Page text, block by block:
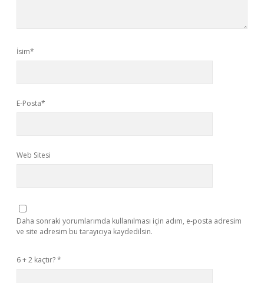
İsim*
E-Posta*
Web Sitesi
Daha sonraki yorumlarımda kullanılması için adım, e-posta adresim
ve site adresim bu tarayıcıya kaydedilsin.
6 + 2 kaçtır?*